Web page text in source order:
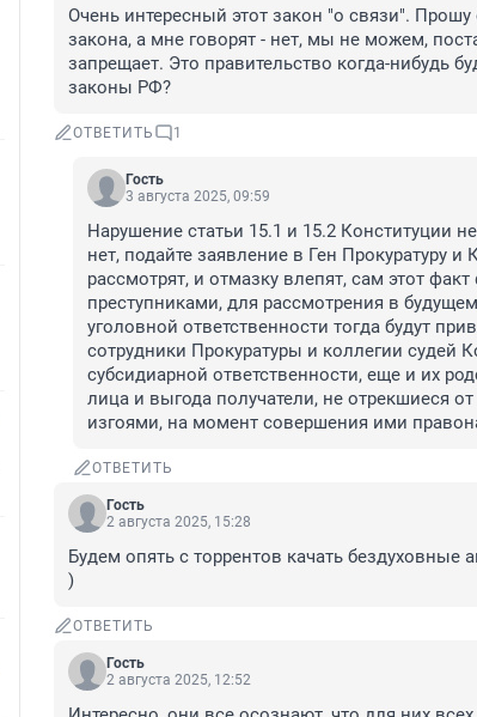
Очень интересный этот закон "о связи".
закона, а мне говорят - нет, мы не можем,
запрещает. Это правительство когда-нибудь
законы РФ?
ОТВЕТИТЬ 1
Гость
3 августа 2025, 09:59
Нарушение статьи 15.1 и 15.2 Конституции
нет, подайте заявление в Ген Прокуратуру
рассмотрят, и отмазку влепят, сам этот
преступниками, для рассмотрения в
уголовной ответственности тогда будут
сотрудники Прокуратуры и коллегии судей
субсидиарной ответственности, еще и их
лица и выгода получатели, не отрекшиеся
изгоями, на момент совершения ими
ОТВЕТИТЬ
Гость
2 августа 2025, 15:28
Будем опять с торрентов качать
)
ОТВЕТИТЬ
Гость
2 августа 2025, 12:52